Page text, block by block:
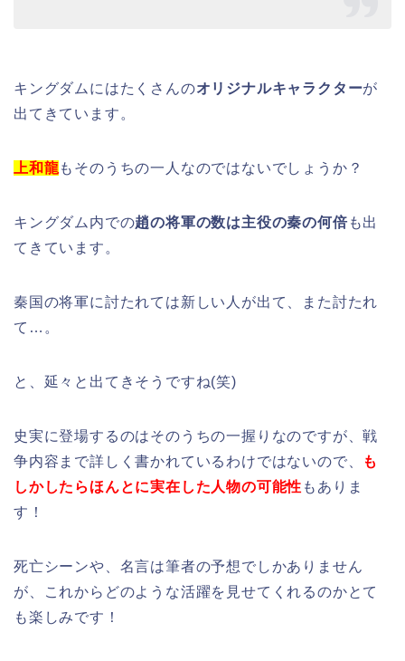
キングダムにはたくさんのオリジナルキャラクターが
出てきています。
上和龍もそのうちの一人なのではないでしょうか？
キングダム内での趙の将軍の数は主役の秦の何倍も出
てきています。
秦国の将軍に討たれては新しい人が出て、また討たれ
て…。
と、延々と出てきそうですね(笑)
史実に登場するのはそのうちの一握りなのですが、戦
争内容まで詳しく書かれているわけではないので、
も
しかしたらほんとに実在した人物の可能性 もありま
す！
死亡シーンや、名言は筆者の予想でしかありません
が、これからどのような活躍を見せてくれるのかとて
も楽しみです！